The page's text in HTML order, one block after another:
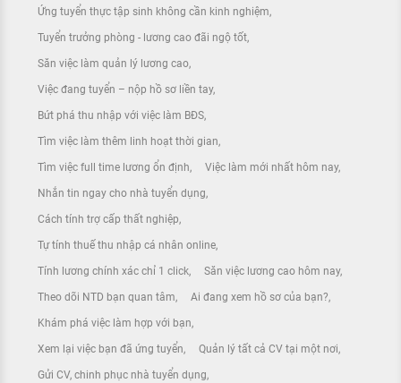
Ứng tuyển thực tập sinh không cần kinh nghiệm
Tuyển trưởng phòng - lương cao đãi ngộ tốt
Săn việc làm quản lý lương cao
Việc đang tuyển – nộp hồ sơ liền tay
Bứt phá thu nhập với việc làm BĐS
Tìm việc làm thêm linh hoạt thời gian
Tìm việc full time lương ổn định Việc làm mới nhất hôm nay
Nhắn tin ngay cho nhà tuyển dụng
Cách tính trợ cấp thất nghiệp
Tự tính thuế thu nhập cá nhân online
Tính lương chính xác chỉ 1 click Săn việc lương cao hôm nay
Theo dõi NTD bạn quan tâm Ai đang xem hồ sơ của bạn?
Khám phá việc làm hợp với bạn
Xem lại việc bạn đã ứng tuyển Quản lý tất cả CV tại một nơi
Gửi CV, chinh phục nhà tuyển dụng